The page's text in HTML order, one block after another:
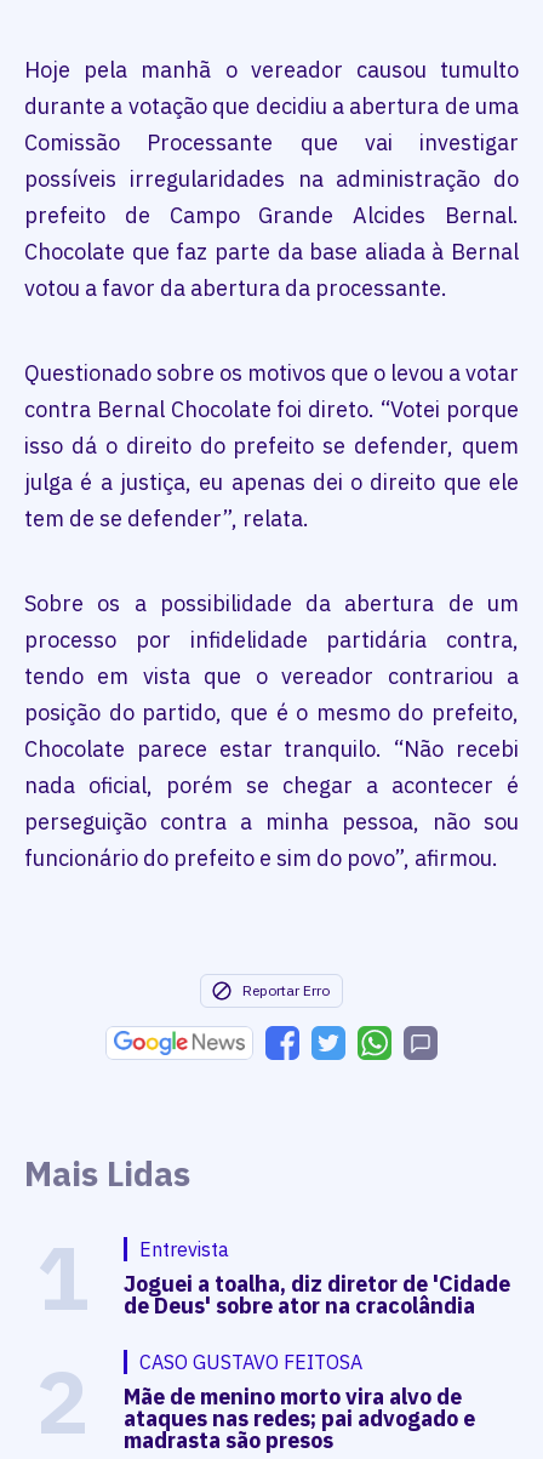
Hoje pela manhã o vereador causou tumulto
durante a votação que decidiu a abertura de uma
Comissão Processante que vai investigar
possíveis irregularidades na administração do
prefeito de Campo Grande Alcides Bernal.
Chocolate que faz parte da base aliada à Bernal
votou a favor da abertura da processante.
Questionado sobre os motivos que o levou a votar
contra Bernal Chocolate foi direto. “Votei porque
isso dá o direito do prefeito se defender, quem
julga é a justiça, eu apenas dei o direito que ele
tem de se defender”, relata.
Sobre os a possibilidade da abertura de um
processo por infidelidade partidária contra,
tendo em vista que o vereador contrariou a
posição do partido, que é o mesmo do prefeito,
Chocolate parece estar tranquilo. “Não recebi
nada oficial, porém se chegar a acontecer é
perseguição contra a minha pessoa, não sou
funcionário do prefeito e sim do povo”, afirmou.
Reportar Erro
Mais Lidas
1 Entrevista
Joguei a toalha, diz diretor de 'Cidade
de Deus' sobre ator na cracolândia
2 CASO GUSTAVO FEITOSA
Mãe de menino morto vira alvo de
ataques nas redes; pai advogado e
madrasta são presos